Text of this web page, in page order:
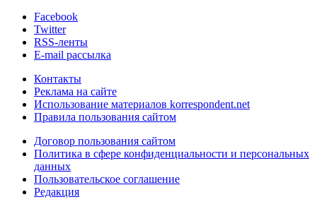
Facebook
Twitter
RSS-ленты
E-mail рассылка
Контакты
Реклама на сайте
Использование материалов korrespondent.net
Правила пользования сайтом
Договор пользования сайтом
Политика в сфере конфиденциальности и персональных
данных
Пользовательское соглашение
Редакция